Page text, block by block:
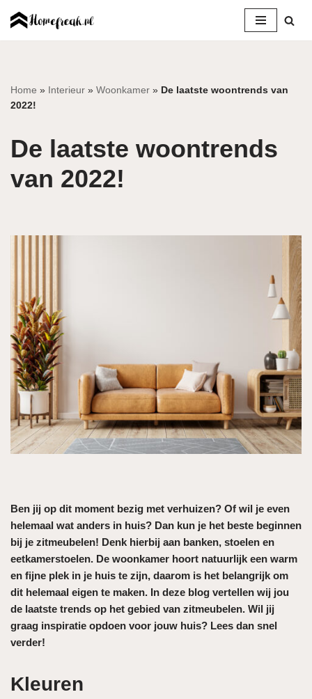
inhoud
Home » Interieur » Woonkamer » De laatste woontrends van
2022!
De laatste woontrends
van 2022!
Ben jij op dit moment bezig met verhuizen? Of wil je even
helemaal wat anders in huis? Dan kun je het beste beginnen
bij je zitmeubelen! Denk hierbij aan banken, stoelen en
eetkamerstoelen. De woonkamer hoort natuurlijk een warm
en fijne plek in je huis te zijn, daarom is het belangrijk om
dit helemaal eigen te maken. In deze blog vertellen wij jou
de laatste trends op het gebied van zitmeubelen. Wil jij
graag inspiratie opdoen voor jouw huis? Lees dan snel
verder!
Kleuren